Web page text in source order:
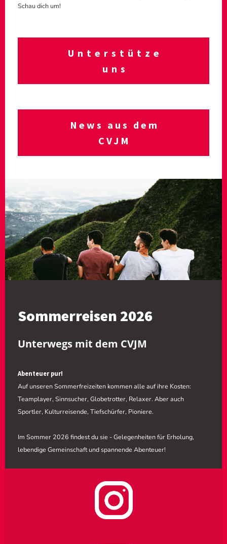
Schau dich um!
Unter­stütze
uns
News aus dem
CVJM
Sommerreisen 2026
Unterwegs mit dem CVJM
Abenteuer pur!
Auf unseren Sommerfreizeiten kommen alle auf ihre Kosten:
Teamplayer, Sinnsucher, Globetrotter, Relaxer. Aber auch
Sportler, Kulturreisende, Tiefschürfer, Pioniere.
Im Sommer 2026 findest du sie - Gelegenheiten für Erholung,
lebendige Gemeinschaft und spannende Abenteuer!